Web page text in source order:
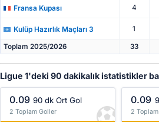
Fransa Kupası 4
Kulüp Hazırlık Maçları 3 1
Toplam 2025/2026 33
Ligue 1'deki 90 dakikalık istatistikler
0.09 90 dk Ort Gol
2 Toplam Goller
0.09
2